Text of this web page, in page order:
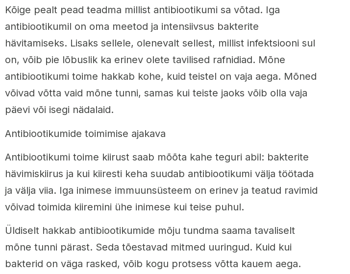
Kõige pealt pead teadma millist antibiootikumi sa võtad. Iga
antibiootikumil on oma meetod ja intensiivsus bakterite
hävitamiseks. Lisaks sellele, olenevalt sellest, millist infektsiooni sul
on, võib pie lõbuslik ka erinev olete tavilised rafnidiad. Mõne
antibiootikumi toime hakkab kohe, kuid teistel on vaja aega. Mõned
võivad võtta vaid mõne tunni, samas kui teiste jaoks võib olla vaja
päevi või isegi nädalaid.
Antibiootikumide toimimise ajakava
Antibiootikumi toime kiirust saab mõõta kahe teguri abil: bakterite
hävimiskiirus ja kui kiiresti keha suudab antibiootikumi välja töötada
ja välja viia. Iga inimese immuunsüsteem on erinev ja teatud ravimid
võivad toimida kiiremini ühe inimese kui teise puhul.
Üldiselt hakkab antibiootikumide mõju tundma saama tavaliselt
mõne tunni pärast. Seda tõestavad mitmed uuringud. Kuid kui
bakterid on väga rasked, võib kogu protsess võtta kauem aega.